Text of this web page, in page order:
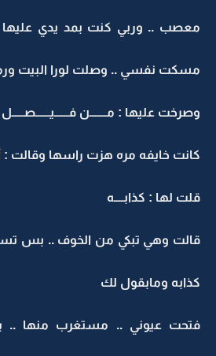
معصب .. وربي كنت بمد يدي
مسكت نفسي .. وصلت لورا البيت
وصرخت عليها : مـــــــن فــــــيــــــصـــــل
كانت خايفه مره هزت راسها وقالت : أأ
قلت لها : كذابــــه
قالت وهي تبكي من الخوف .. بس
كذابه ومابقول لك
فتحت عيوني .. مستغرب منها ..